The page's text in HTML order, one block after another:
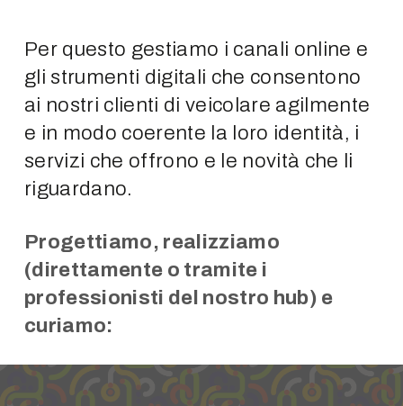
Per questo gestiamo i canali online e
gli strumenti digitali che consentono
ai nostri clienti di veicolare agilmente
e in modo coerente la loro identità, i
servizi che offrono e le novità che li
riguardano.
Progettiamo, realizziamo
(direttamente o tramite i
professionisti del nostro hub) e
curiamo: